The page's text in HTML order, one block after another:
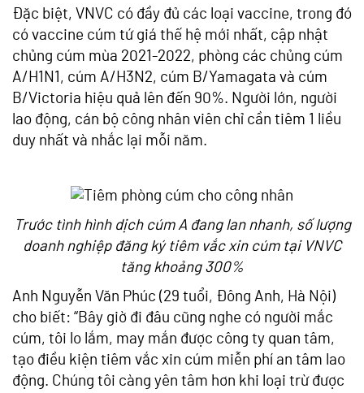
Đặc biệt, VNVC có đầy đủ các loại vaccine, trong đó
có vaccine cúm tứ giá thế hệ mới nhất, cập nhật
chủng cúm mùa 2021-2022, phòng các chủng cúm
A/H1N1, cúm A/H3N2, cúm B/Yamagata và cúm
B/Victoria hiệu quả lên đến 90%. Người lớn, người
lao động, cán bộ công nhân viên chỉ cần tiêm 1 liều
duy nhất và nhắc lại mỗi năm.
Trước tình hình dịch cúm A đang lan nhanh, số lượng
doanh nghiệp đăng ký tiêm vắc xin cúm tại VNVC
tăng khoảng 300%
Anh Nguyễn Văn Phúc (29 tuổi, Đông Anh, Hà Nội)
cho biết: “Bây giờ đi đâu cũng nghe có người mắc
cúm, tôi lo lắm, may mắn được công ty quan tâm,
tạo điều kiện tiêm vắc xin cúm miễn phí an tâm lao
động. Chúng tôi càng yên tâm hơn khi loại trừ được